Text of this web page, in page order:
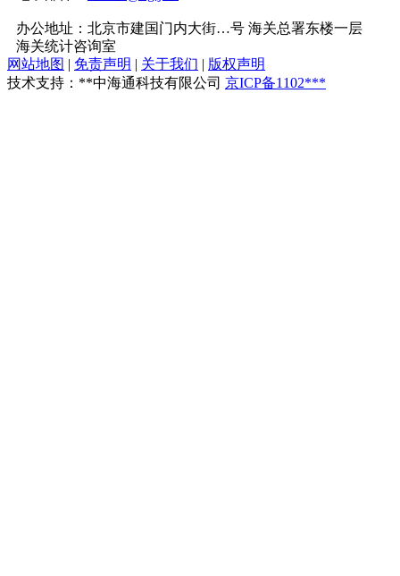
办公地址：北京市建国门内大街…号 海关总署东楼一层
海关统计咨询室
网站地图 | 免责声明 | 关于我们 | 版权声明
技术支持：**中海通科技有限公司 京ICP备1102***